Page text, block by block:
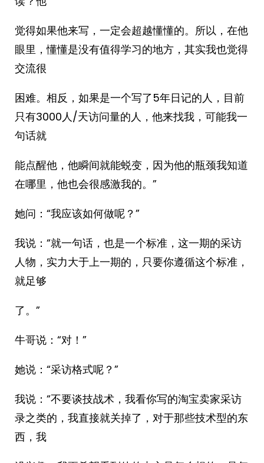
觉得如果他来写，一定会超越懂懂的。所以，在他
眼里，懂懂是没有值得学习的地方，其实我也觉得
交流很
困难。相反，如果是一个写了5年日记的人，目前
只有3000人/天访问量的人，他来找我，可能我一
句话就
能点醒他，他瞬间就能蜕变，因为他的瓶颈我知道
在哪里，他也会很感激我的。”
她问：“我应该如何做呢？”
我说：“就一句话，也是一个标准，这一期的采访
人物，实力大于上一期的，只要你遵循这个标准，
就足够
了。”
牛哥说：“对！”
她说：“采访格式呢？”
我说：“不要谈技战术，我看你写的淘宝卖家采访
录之类的，我直接就关掉了，对于那些技术型的东
西，我